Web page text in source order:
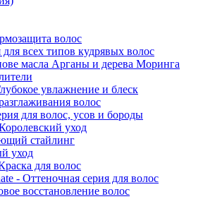
волос
всех типов кудрявых волос
масла Арганы и дерева Моринга
увлажнение и блеск
волос
для волос, усов и бороды
уход
стайлинг
уход
для волос
- Оттеночная серия для волос
восстановление волос